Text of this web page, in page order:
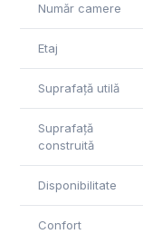
Număr camere
Etaj
Suprafață utilă
Suprafață
construită
Disponibilitate
Confort